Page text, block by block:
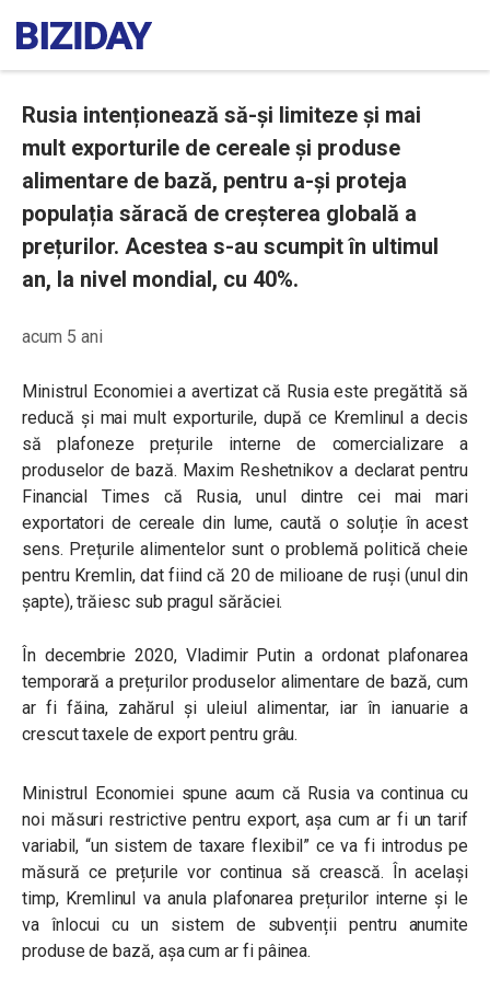
Rusia intenționează să-și limiteze și mai
mult exporturile de cereale și produse
alimentare de bază, pentru a-și proteja
populația săracă de creșterea globală a
prețurilor. Acestea s-au scumpit în ultimul
an, la nivel mondial, cu 40%.
acum 5 ani
Ministrul Economiei a avertizat că Rusia este pregătită să
reducă și mai mult exporturile, după ce Kremlinul a decis
să plafoneze prețurile interne de comercializare a
produselor de bază. Maxim Reshetnikov a declarat pentru
Financial Times că Rusia, unul dintre cei mai mari
exportatori de cereale din lume, caută o soluție în acest
sens. Prețurile alimentelor sunt o problemă politică cheie
pentru Kremlin, dat fiind că 20 de milioane de ruși (unul din
șapte), trăiesc sub pragul sărăciei.
În decembrie 2020, Vladimir Putin a ordonat plafonarea
temporară a prețurilor produselor alimentare de bază, cum
ar fi făina, zahărul și uleiul alimentar, iar în ianuarie a
crescut taxele de export pentru grâu.
Ministrul Economiei spune acum că Rusia va continua cu
noi măsuri restrictive pentru export, așa cum ar fi un tarif
variabil, “un sistem de taxare flexibil” ce va fi introdus pe
măsură ce prețurile vor continua să crească. În același
timp, Kremlinul va anula plafonarea prețurilor interne și le
va înlocui cu un sistem de subvenții pentru anumite
produse de bază, așa cum ar fi pâinea.